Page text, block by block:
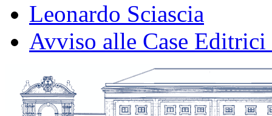
Leonardo Sciascia
Avviso alle Case